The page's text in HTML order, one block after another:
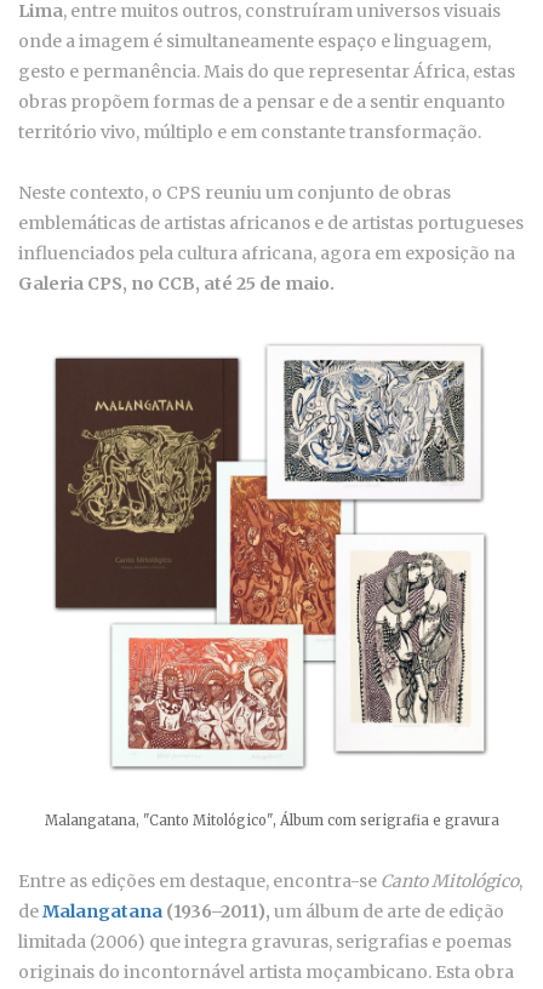
Lima, entre muitos outros, construíram universos visuais
onde a imagem é simultaneamente espaço e linguagem,
gesto e permanência. Mais do que representar África, estas
obras propõem formas de a pensar e de a sentir enquanto
território vivo, múltiplo e em constante transformação.
Neste contexto, o CPS reuniu um conjunto de obras
emblemáticas de artistas africanos e de artistas portugueses
influenciados pela cultura africana, agora em exposição na
Galeria CPS, no CCB, até 25 de maio.
Malangatana, "Canto Mitológico", Álbum com serigrafia e gravura
Entre as edições em destaque, encontra-se Canto Mitológico,
deMalangatana (1936–2011), um álbum de arte de edição
limitada (2006) que integra gravuras, serigrafias e poemas
originais do incontornável artista moçambicano. Esta obra